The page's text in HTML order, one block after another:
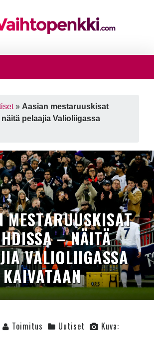
» Aasian mestaruuskisat
pelaajia Valioliigassa
MESTARUUSKISAT
– NÄITÄ
VALIOLIIGASSA
KAIVATAAN
Toimitus Uutiset
Kuva: